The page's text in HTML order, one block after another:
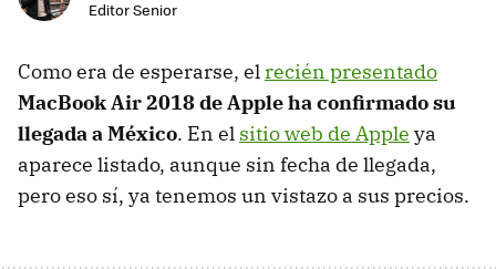
Editor Senior
Como era de esperarse, elrecién presentado
MacBook Air 2018 de Apple ha confirmado su
llegada a México. En el sitio web de Apple ya
aparece listado, aunque sin fecha de llegada,
pero eso sí, ya tenemos un vistazo a sus precios.